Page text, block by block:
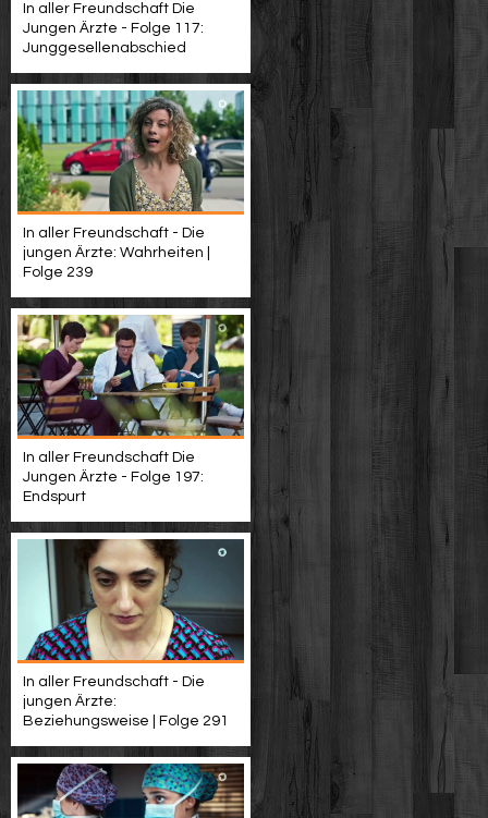
In aller Freundschaft Die
Jungen Ärzte - Folge 117:
Junggesellenabschied
In aller Freundschaft - Die
jungen Ärzte: Wahrheiten |
Folge 239
In aller Freundschaft Die
Jungen Ärzte - Folge 197:
Endspurt
In aller Freundschaft - Die
jungen Ärzte:
Beziehungsweise | Folge 291